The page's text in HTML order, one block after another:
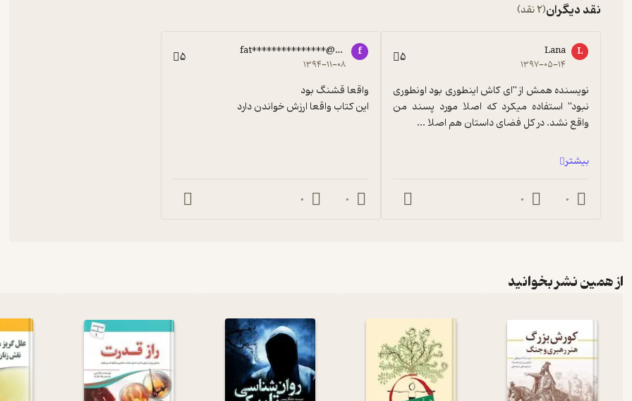
نقد دیگران(2 نقد)
L
Lana
۱۳۹۷-۰۵-۱۴ 5
واقع نشد. در کل فضای داستان هم اصلا ...
بیشتر
0
0
f
fat***************@gmail.com
۱۳۹۴-۱۱-۰۸ 5
این کتاب واقعا ارزش خواندن دارد
0
0
از همین نشر بخوانید